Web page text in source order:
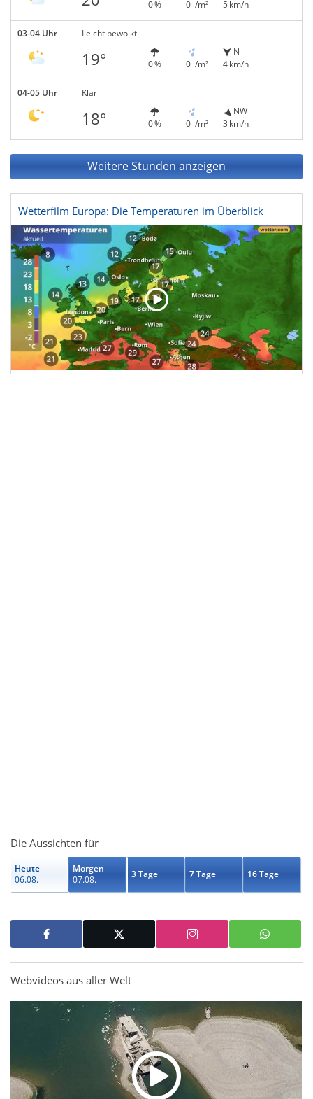
0 % 0 l/m² 5 km/h
03-04 Uhr Leicht bewölkt
19° 0 % 0 l/m²
N
4 km/h
04-05 Uhr Klar
18° 0 % 0 l/m²
NW
3 km/h
Weitere Stunden anzeigen
Wetterfilm Europa: Die Temperaturen im Überblick
Die Aussichten für
Heute
06.08.
Morgen
07.08.
3 Tage 7 Tage 16 Tage
Webvideos aus aller Welt